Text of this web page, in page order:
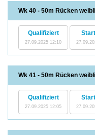
Wk 40 - 50m Rücken
Qualifiziert
27.09.2025 12:10
Wk 41 - 50m Rücken
Qualifiziert
27.09.2025 12:05